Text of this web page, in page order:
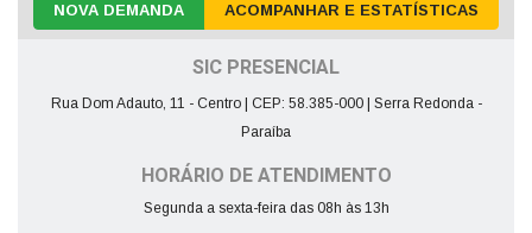
NOVA DEMANDA ACOMPANHAR E ESTATÍSTICAS
SIC PRESENCIAL
Rua Dom Adauto, 11 - Centro | CEP: 58.385-000 | Serra Redonda -
Paraíba
HORÁRIO DE ATENDIMENTO
Segunda a sexta-feira das 08h às 13h